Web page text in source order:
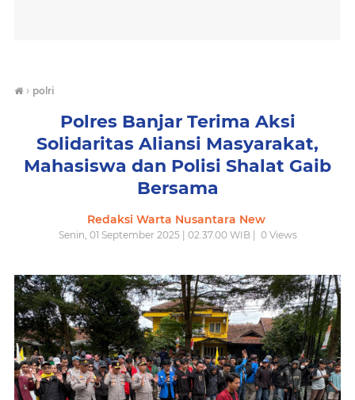
› polri
Polres Banjar Terima Aksi
Solidaritas Aliansi Masyarakat,
Mahasiswa dan Polisi Shalat Gaib
Bersama
Redaksi Warta Nusantara New
Senin, 01 September 2025 | 02.37.00 WIB | 0Views